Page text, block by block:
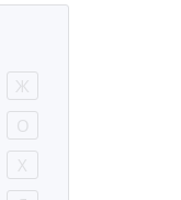
Ж
О
Х